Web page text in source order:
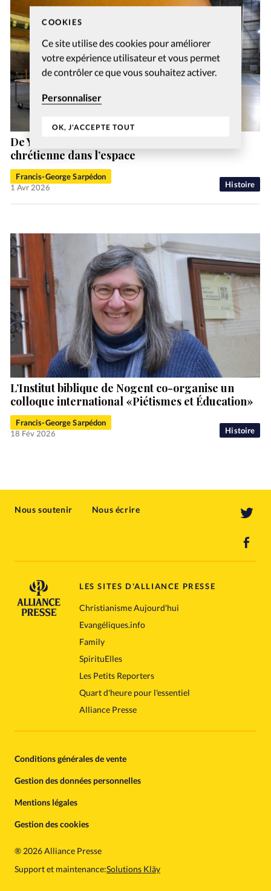
COOKIES
Ce site utilise des cookies pour améliorer
votre expérience utilisateur et vous permet
de contrôler ce que vous souhaitez activer.
Personnaliser
OK, J'ACCEPTE TOUT
Histoire
De Youri Gagarine à Victor Glover, la foi
chrétienne dans l’espace
Francis-George Sarpédon
1 Avr 2026
Histoire
L’Institut biblique de Nogent co-organise un
colloque international «Piétismes et Éducation»
Francis-George Sarpédon
18 Fév 2026
Nous soutenir Nous écrire
LES SITES D'ALLIANCE PRESSE
Christianisme Aujourd'hui
Evangéliques.info
Family
SpirituElles
Les Petits Reporters
Quart d'heure pour l'essentiel
Alliance Presse
Conditions générales de vente
Gestion des données personnelles
Mentions légales
Gestion des cookies
®2026 Alliance Presse
Support et maintenance:Solutions Kläy